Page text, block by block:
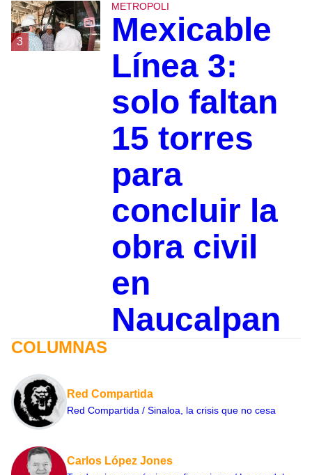
3
METROPOLI
Mexicable
Línea 3:
solo faltan
15 torres
para
concluir la
obra civil
en
Naucalpan
COLUMNAS
Red Compartida
Red Compartida / Sinaloa, la crisis que no cesa
Carlos López Jones